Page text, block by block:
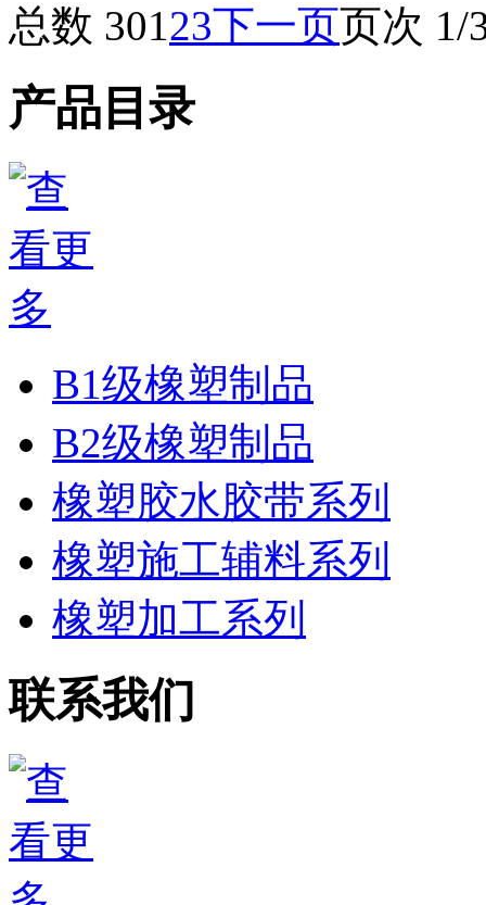
总数 30123下一页页次 1/
产品目录
B1级橡塑制品
B2级橡塑制品
橡塑胶水胶带系列
橡塑施工辅料系列
橡塑加工系列
联系我们